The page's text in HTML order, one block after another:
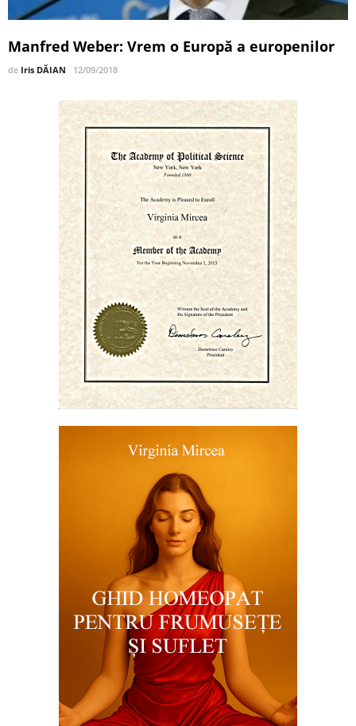
Manfred Weber: Vrem o Europă a europenilor
de Iris DĂIAN 12/09/2018